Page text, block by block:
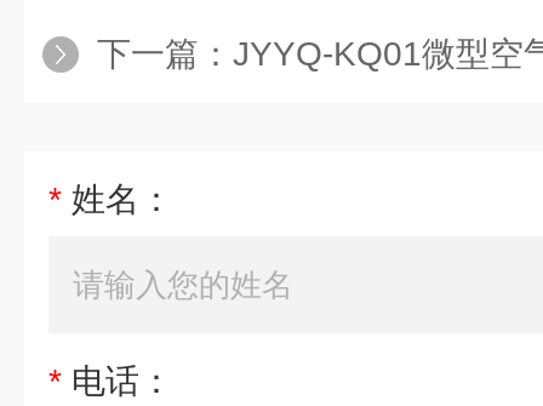
下一篇： JYYQ-KQ01微型空
* 姓名：
* 电话：